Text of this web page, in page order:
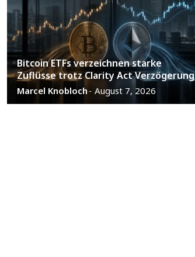
Bitcoin ETFs verzeichnen starke
Zuflüsse trotz Clarity Act Verzögerung
Marcel Knobloch- August 7, 2026